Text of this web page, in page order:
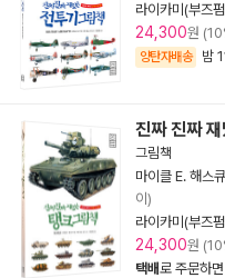
라이카미(부즈
24,300원
양탄자배송 밤
진짜 진짜
그림책
마이클 E. 해스큐
이)
라이카미(부즈
24,300원
택배로 주문하면